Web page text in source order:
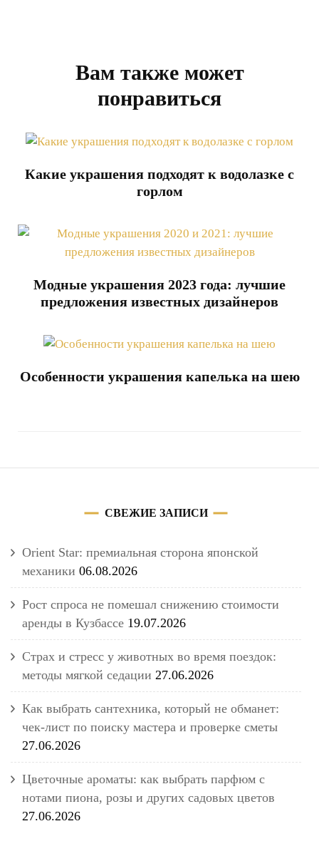
Вам также может
понравиться
Какие украшения подходят к водолазке с
горлом
Модные украшения 2023 года: лучшие
предложения известных дизайнеров
Особенности украшения капелька на шею
СВЕЖИЕ ЗАПИСИ
Orient Star: премиальная сторона японской
механики 06.08.2026
Рост спроса не помешал снижению стоимости
аренды в Кузбассе 19.07.2026
Страх и стресс у животных во время поездок:
методы мягкой седации 27.06.2026
Как выбрать сантехника, который не обманет:
чек-лист по поиску мастера и проверке сметы
27.06.2026
Цветочные ароматы: как выбрать парфюм с
нотами пиона, розы и других садовых цветов
27.06.2026